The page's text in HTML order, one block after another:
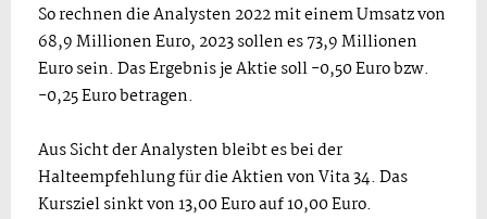
So rechnen die Analysten 2022 mit einem Umsatz von
68,9 Millionen Euro, 2023 sollen es 73,9 Millionen
Euro sein. Das Ergebnis je Aktie soll -0,50 Euro bzw.
-0,25 Euro betragen.
Aus Sicht der Analysten bleibt es bei der
Halteempfehlung für die Aktien von Vita 34. Das
Kursziel sinkt von 13,00 Euro auf 10,00 Euro.